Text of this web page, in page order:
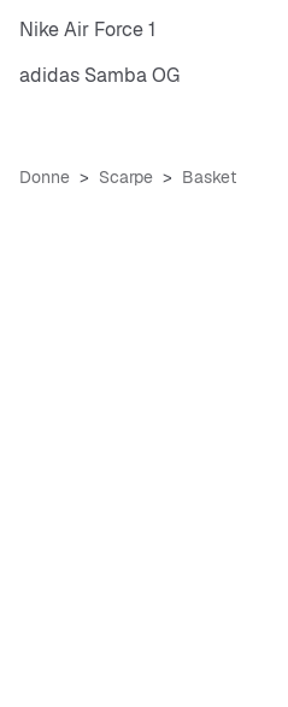
Nike Air Force 1
adidas Samba OG
Donne Scarpe Basket